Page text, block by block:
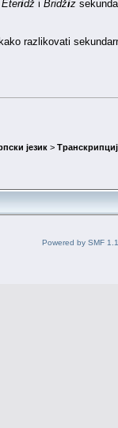
Eteridž i Bridžiz
razlikovati
језик >
Powered by SMF